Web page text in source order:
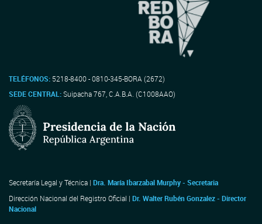
TELÉFONOS: 5218-8400 - 0810-345-BORA (2672)
SEDE CENTRAL:Suipacha 767, C.A.B.A. (C1008AAO)
Secretaría Legal y Técnica | Dra. María Ibarzabal Murphy - Secretaria
Dirección Nacional del Registro Oficial | Dr. Walter Rubén Gonzalez - Director
Nacional